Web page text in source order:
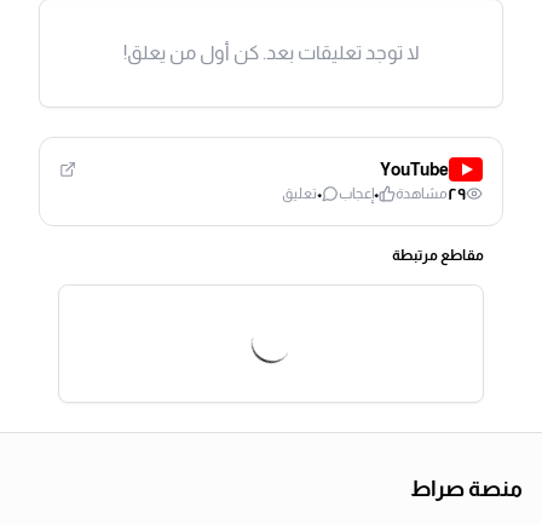
لا توجد تعليقات بعد. كن أول من يعلق!
YouTube
٢٩مشاهدة ٠إعجاب ٠تعليق
مقاطع مرتبطة
منصة صراط